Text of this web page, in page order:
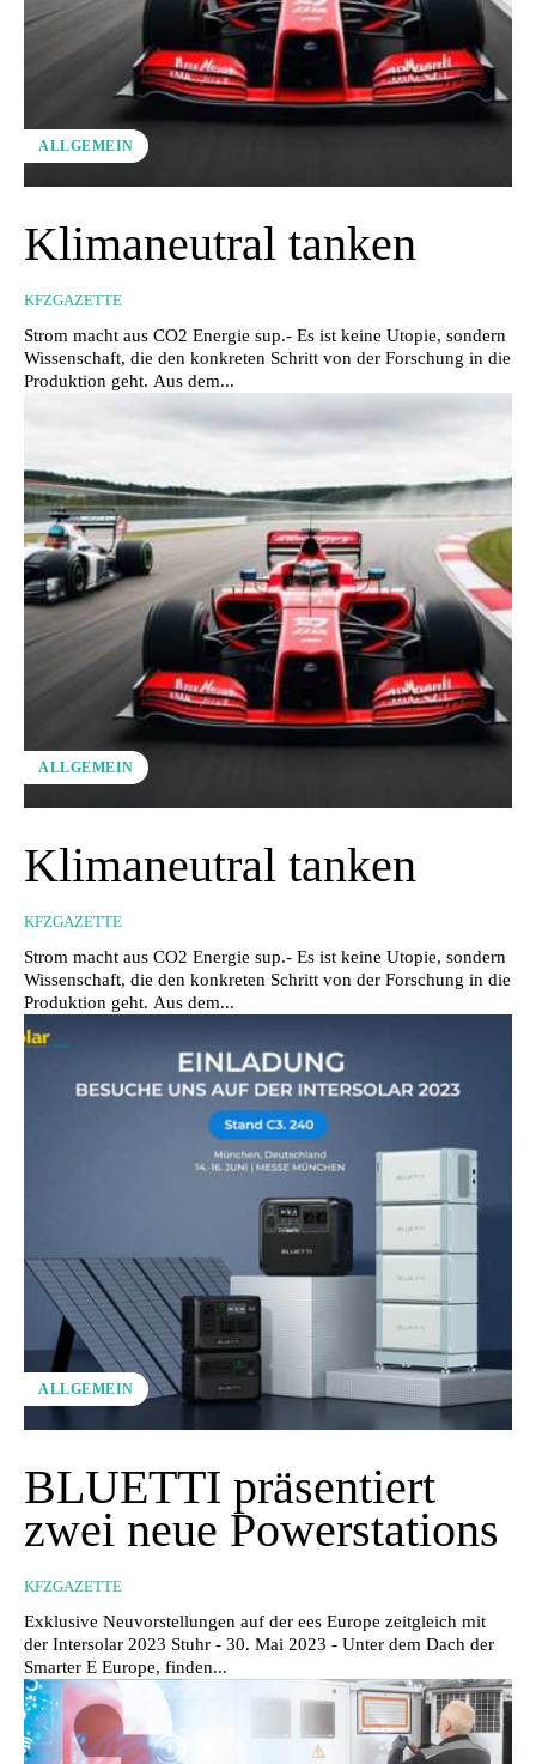
ALLGEMEIN
Klimaneutral tanken
KFZGAZETTE
Strom macht aus CO2 Energie sup.- Es ist keine Utopie, sondern
Wissenschaft, die den konkreten Schritt von der Forschung in die
Produktion geht. Aus dem...
ALLGEMEIN
Klimaneutral tanken
KFZGAZETTE
Strom macht aus CO2 Energie sup.- Es ist keine Utopie, sondern
Wissenschaft, die den konkreten Schritt von der Forschung in die
Produktion geht. Aus dem...
ALLGEMEIN
BLUETTI präsentiert
zwei neue Powerstations
KFZGAZETTE
Exklusive Neuvorstellungen auf der ees Europe zeitgleich mit
der Intersolar 2023 Stuhr - 30. Mai 2023 - Unter dem Dach der
Smarter E Europe, finden...